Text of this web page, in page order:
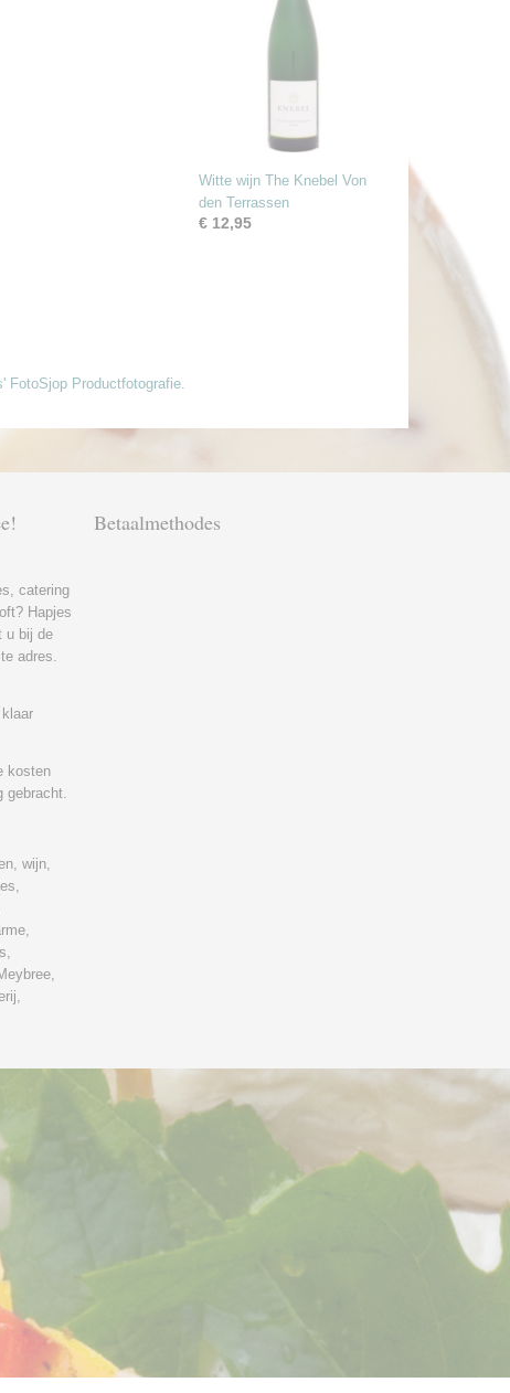
Witte wijn The Knebel Von
den Terrassen
€ 12,95
FotoSjop Productfotografie.
catering
Hapjes
u bij de
adres.
kosten
gebracht.
wijn,
Betaalmethodes